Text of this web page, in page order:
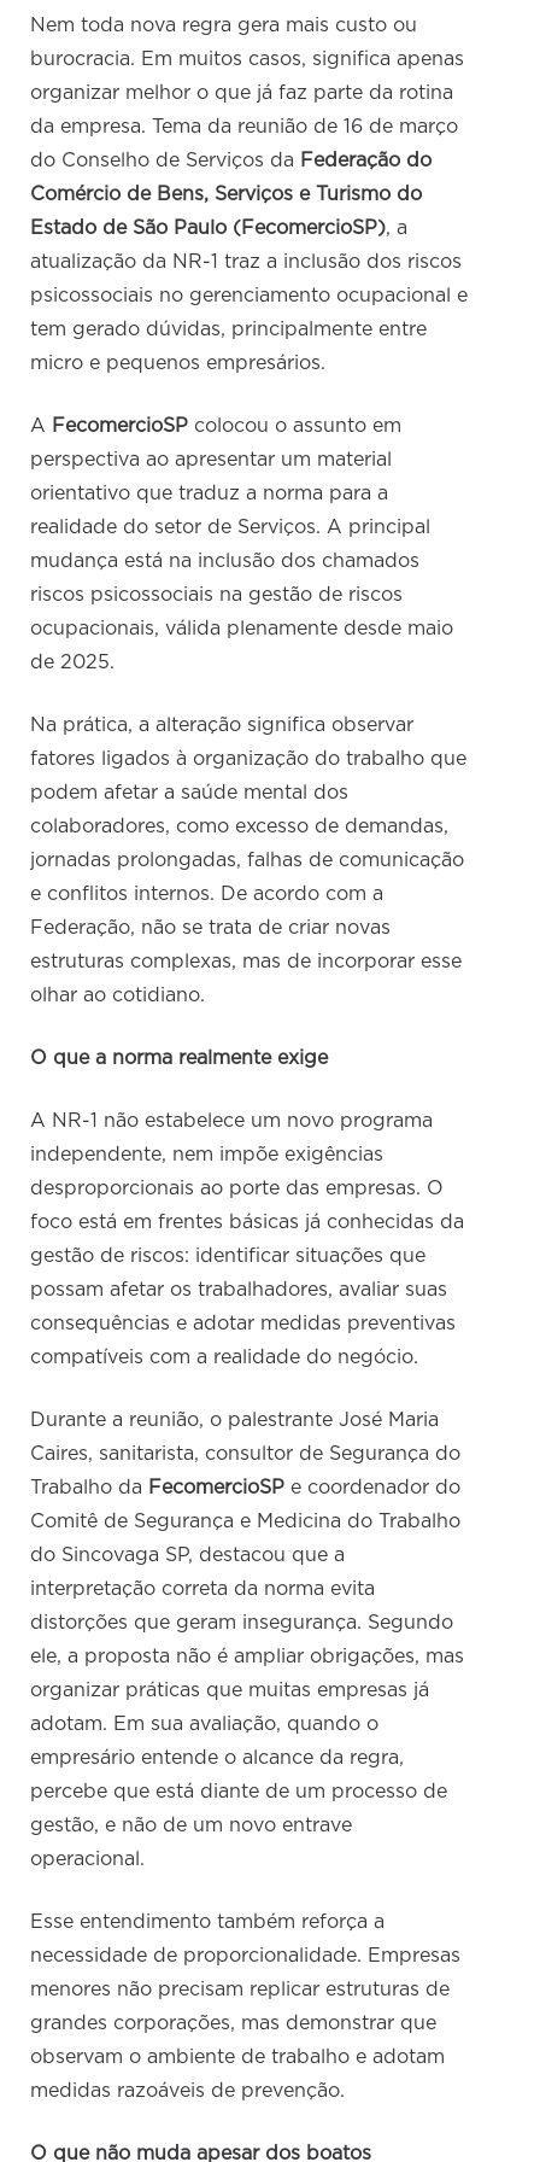
Nem toda nova regra gera mais custo ou
burocracia. Em muitos casos, significa apenas
organizar melhor o que já faz parte da rotina
da empresa. Tema da reunião de 16 de março
do Conselho de Serviços da Federação do
Comércio de Bens, Serviços e Turismo do
Estado de São Paulo (FecomercioSP), a
atualização da NR-1 traz a inclusão dos riscos
psicossociais no gerenciamento ocupacional e
tem gerado dúvidas, principalmente entre
micro e pequenos empresários.
A FecomercioSP colocou o assunto em
perspectiva ao apresentar um material
orientativo que traduz a norma para a
realidade do setor de Serviços. A principal
mudança está na inclusão dos chamados
riscos psicossociais na gestão de riscos
ocupacionais, válida plenamente desde maio
de 2025.
Na prática, a alteração significa observar
fatores ligados à organização do trabalho que
podem afetar a saúde mental dos
colaboradores, como excesso de demandas,
jornadas prolongadas, falhas de comunicação
e conflitos internos. De acordo com a
Federação, não se trata de criar novas
estruturas complexas, mas de incorporar esse
olhar ao cotidiano.
O que a norma realmente exige
A NR-1 não estabelece um novo programa
independente, nem impõe exigências
desproporcionais ao porte das empresas. O
foco está em frentes básicas já conhecidas da
gestão de riscos: identificar situações que
possam afetar os trabalhadores, avaliar suas
consequências e adotar medidas preventivas
compatíveis com a realidade do negócio.
Durante a reunião, o palestrante José Maria
Caires, sanitarista, consultor de Segurança do
Trabalho da FecomercioSP e coordenador do
Comitê de Segurança e Medicina do Trabalho
do Sincovaga SP, destacou que a
interpretação correta da norma evita
distorções que geram insegurança. Segundo
ele, a proposta não é ampliar obrigações, mas
organizar práticas que muitas empresas já
adotam. Em sua avaliação, quando o
empresário entende o alcance da regra,
percebe que está diante de um processo de
gestão, e não de um novo entrave
operacional.
Esse entendimento também reforça a
necessidade de proporcionalidade. Empresas
menores não precisam replicar estruturas de
grandes corporações, mas demonstrar que
observam o ambiente de trabalho e adotam
medidas razoáveis de prevenção.
O que não muda apesar dos boatos